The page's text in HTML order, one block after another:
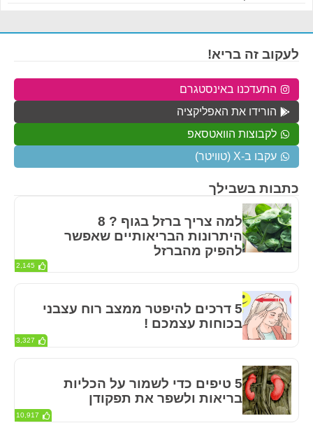
כתבות בשבילך
למה צריך ברזל בגוף ? 8
היתרונות הבריאותיים שאפשר
להפיק מהברזל
2,145
5 דרכים להיפטר ממצב רוח עצבני
בכוחות עצמכם !
3,327
5 טיפים כדי לשמור על הכליות
בריאות ולשפר את תפקודן
10,917
לעקוב זה בריא!
התעדכנו באינסטגרם
הורידו את האפליקציה
לקבוצות הוואטסאפ
עקבו ב-X (טוויטר)